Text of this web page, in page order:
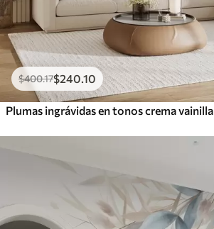
$400.17$240 .10
Plumas ingrávidas en tonos crema vainilla